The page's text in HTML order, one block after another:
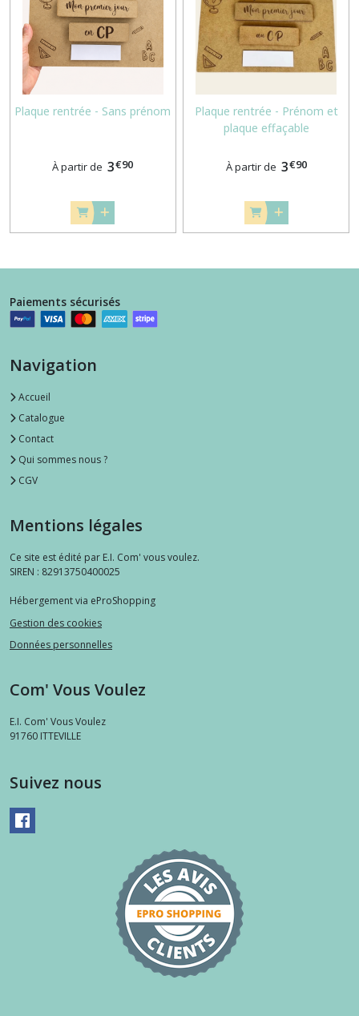
Plaque rentrée - Sans prénom
À partir de 3€90
Plaque rentrée - Prénom et
plaque effaçable
À partir de 3€90
Paiements sécurisés
Navigation
Accueil
Catalogue
Contact
Qui sommes nous ?
CGV
Mentions légales
Ce site est édité par E.I. Com' vous voulez.
SIREN : 82913750400025
Hébergement via eProShopping
Gestion des cookies
Données personnelles
Com' Vous Voulez
E.I. Com' Vous Voulez
91760 ITTEVILLE
Suivez nous